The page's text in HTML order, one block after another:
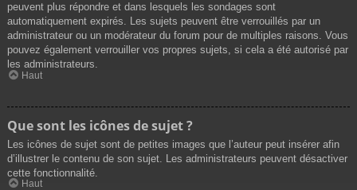
peuvent plus répondre et dans lesquels les sondages sont
automatiquement expirés. Les sujets peuvent être verrouillés par un
administrateur ou un modérateur du forum pour de multiples raisons. Vous
pouvez également verrouiller vos propres sujets, si cela a été autorisé par
les administrateurs.
Haut
Que sont les icônes de sujet ?
Les icônes de sujet sont de petites images que l’auteur peut insérer afin
d’illustrer le contenu de son sujet. Les administrateurs peuvent désactiver
cette fonctionnalité.
Haut